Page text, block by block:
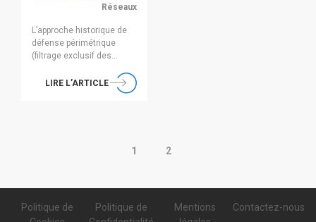
Réseaux
L’approche historique de
défense périmétrique
(filtrage exclusif des
center n’est plus un
LIRE L’ARTICLE
1
2
Politique de
Politique de
Mentions
Contactez-nous